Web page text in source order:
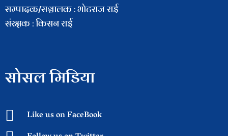
सम्पादक/सञ्चालक : भाेटराज राई
संरक्षक : किसन राई
सोसल मिडिया
Like us on FaceBook